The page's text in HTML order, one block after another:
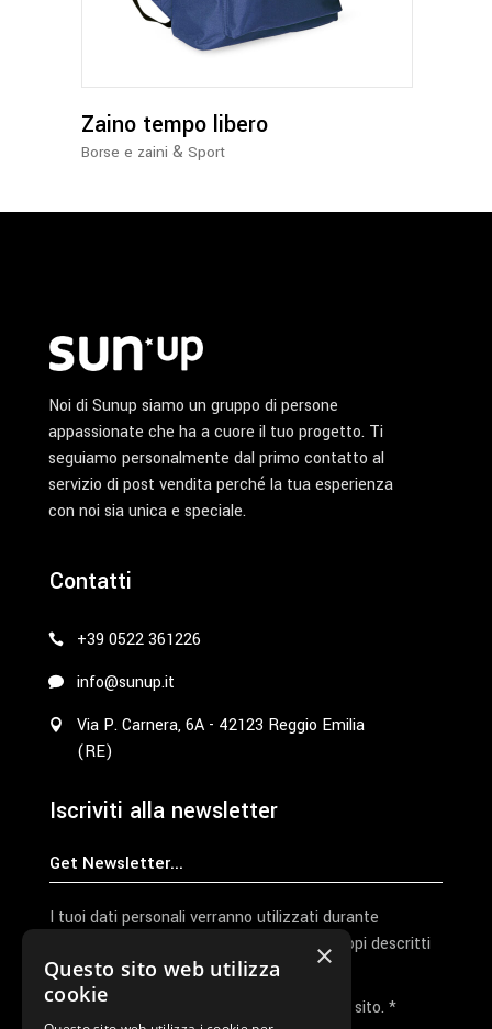
più
varianti.
opzioni
possono
Zaino tempo libero
Borse e zaini & Sport
Noi di Sunup siamo un gruppo di persone
appassionate che ha a cuore il tuo progetto. Ti
seguiamo personalmente dal primo contatto al
servizio di post vendita perché la tua esperienza
con noi sia unica e speciale.
Contatti
+39 0522 361226
info@sunup.it
Via P. Carnera, 6A - 42123 Reggio Emilia
(RE)
Iscriviti alla newsletter
I tuoi dati personali verranno utilizzati durante
l'elaborazione della richiesta e per altri scopi descritti
nella nostraprivacy policy
Ho letto e accetto la privacy policy del sito. *
×
Questo sito web utilizza
cookie